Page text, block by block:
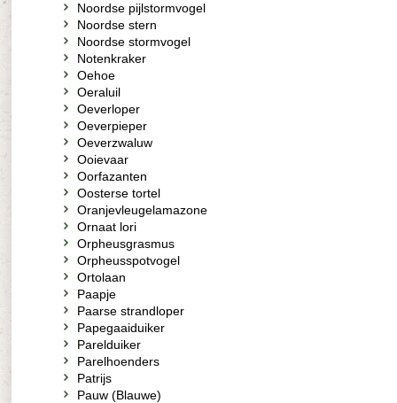
Noordse pijlstormvogel
Noordse stern
Noordse stormvogel
Notenkraker
Oehoe
Oeraluil
Oeverloper
Oeverpieper
Oeverzwaluw
Ooievaar
Oorfazanten
Oosterse tortel
Oranjevleugelamazone
Ornaat lori
Orpheusgrasmus
Orpheusspotvogel
Ortolaan
Paapje
Paarse strandloper
Papegaaiduiker
Parelduiker
Parelhoenders
Patrijs
Pauw (Blauwe)